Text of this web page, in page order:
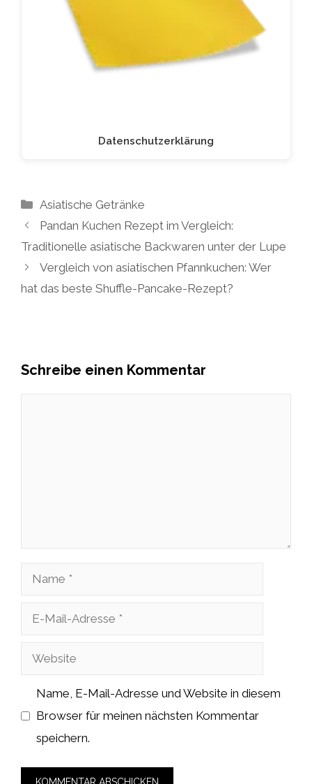
Datenschutzerklärung
Kategorien
Asiatische Getränke
Pandan Kuchen Rezept im Vergleich:
Traditionelle asiatische Backwaren unter der Lupe
Vergleich von asiatischen Pfannkuchen: Wer
hat das beste Shuffle-Pancake-Rezept?
Schreibe einen Kommentar
Name
Adresse
Website
Name, E-Mail-Adresse und Website in diesem
Browser für meinen nächsten Kommentar
speichern.